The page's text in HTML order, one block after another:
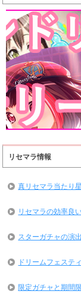
リセマラ情報
真リセマラ当たり
リセマラの効率良
スターガチャの演
ドリームフェステ
限定ガチャと期間